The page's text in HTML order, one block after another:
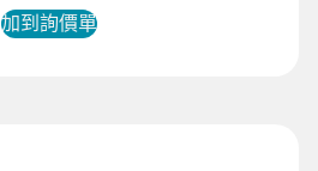
加到詢價單